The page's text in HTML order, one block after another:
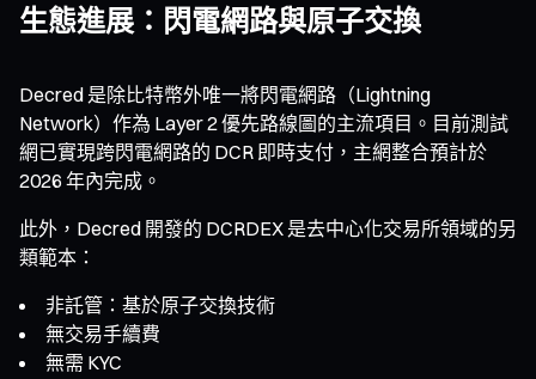
生態進展：閃電網路與原子交換
Decred 是除比特幣外唯一將閃電網路（Lightning
Network）作為 Layer 2 優先路線圖的主流項目。目前測試
網已實現跨閃電網路的 DCR 即時支付，主網整合預計於
2026 年內完成。
此外，Decred 開發的 DCRDEX 是去中心化交易所領域的另
類範本：
非託管：基於原子交換技術
無交易手續費
無需 KYC